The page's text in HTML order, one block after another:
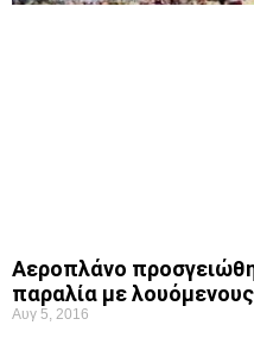
Αεροπλάνο
παραλία με
Αυγ 5, 2016